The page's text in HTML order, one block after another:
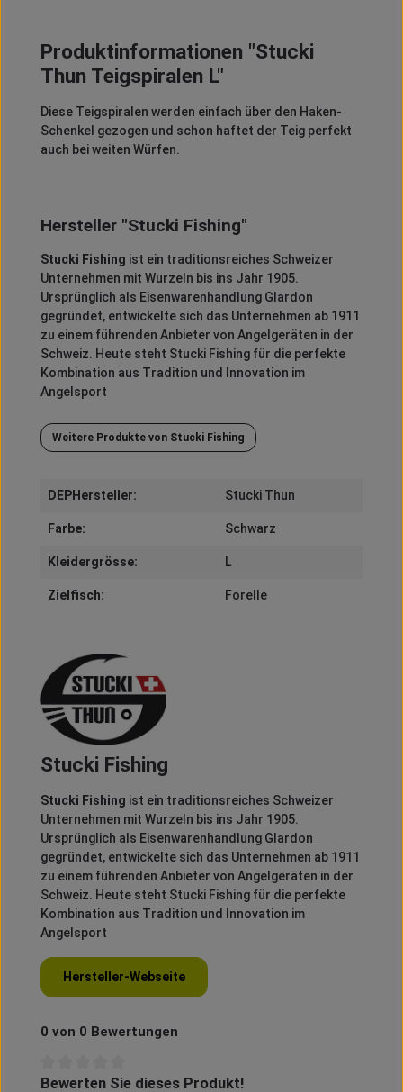
Produktinformationen "Stucki
Thun Teigspiralen L"
Diese Teigspiralen werden einfach über den Haken-
Schenkel gezogen und schon haftet der Teig perfekt
auch bei weiten Würfen.
Hersteller "Stucki Fishing"
Stucki Fishing ist ein traditionsreiches Schweizer
Unternehmen mit Wurzeln bis ins Jahr 1905.
Ursprünglich als Eisenwarenhandlung Glardon
gegründet, entwickelte sich das Unternehmen ab 1911
zu einem führenden Anbieter von Angelgeräten in der
Schweiz. Heute steht Stucki Fishing für die perfekte
Kombination aus Tradition und Innovation im
Angelsport
Weitere Produkte von Stucki Fishing
DEPHersteller: Stucki Thun
Farbe: Schwarz
Kleidergrösse: L
Zielfisch: Forelle
Stucki Fishing
Stucki Fishing ist ein traditionsreiches Schweizer
Unternehmen mit Wurzeln bis ins Jahr 1905.
Ursprünglich als Eisenwarenhandlung Glardon
gegründet, entwickelte sich das Unternehmen ab 1911
zu einem führenden Anbieter von Angelgeräten in der
Schweiz. Heute steht Stucki Fishing für die perfekte
Kombination aus Tradition und Innovation im
Angelsport
Hersteller-Webseite
0 von 0 Bewertungen
Durchschnittliche Bewertung von 0 von 5 Sternen
Bewerten Sie dieses Produkt!